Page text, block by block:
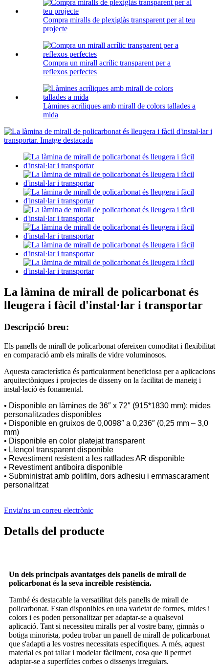
Compra miralls de plexiglàs transparent per al teu
projecte
Compra un mirall acrílic transparent per a
reflexos perfectes
Làmines acríliques amb mirall de colors tallades a
mida
La làmina de mirall de policarbonat és
lleugera i fàcil d'instal·lar i transportar
Descripció breu:
Els panells de mirall de policarbonat ofereixen comoditat i flexibilitat
en comparació amb els miralls de vidre voluminosos.
Aquesta característica és particularment beneficiosa per a aplicacions
arquitectòniques i projectes de disseny on la facilitat de maneig i
instal·lació és fonamental.
• Disponible en làmines de 36″ x 72″ (915*1830 mm); mides
personalitzades disponibles
• Disponible en gruixos de 0,0098″ a 0,236″ (0,25 mm – 3,0
mm)
• Disponible en color platejat transparent
• Llençol transparent disponible
• Revestiment resistent a les ratllades AR disponible
• Revestiment antiboira disponible
• Subministrat amb polifilm, dors adhesiu i emmascarament
personalitzat
Envia'ns un correu electrònic
Detalls del producte
Un dels principals avantatges dels panells de mirall de
policarbonat és la seva increïble resistència.
També és destacable la versatilitat dels panells de mirall de
policarbonat. Estan disponibles en una varietat de formes, mides i
colors i es poden personalitzar per adaptar-se a qualsevol
aplicació. Tant si necessiteu miralls per al vostre bany, gimnàs o
botiga minorista, podeu trobar un panell de mirall de policarbonat
que s'adapti a les vostres necessitats específiques. A més, aquest
material es pot tallar i modelar fàcilment, cosa que li permet
adaptar-se a superfícies corbes o dissenys irregulars.